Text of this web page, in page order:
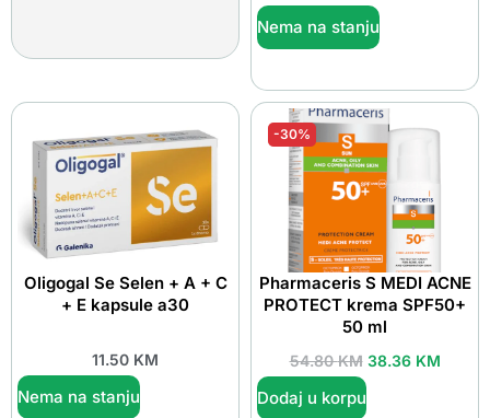
Nema na stanju
Oligogal Se Selen + A + C
+ E kapsule a30
11.50 KM
Nema na stanju
-30%
Pharmaceris S MEDI ACNE
PROTECT krema SPF50+
50 ml
54.80KM 38.36 KM
Dodaj u korpu